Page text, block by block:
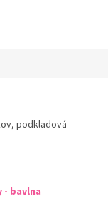
podkladová
- bavlna